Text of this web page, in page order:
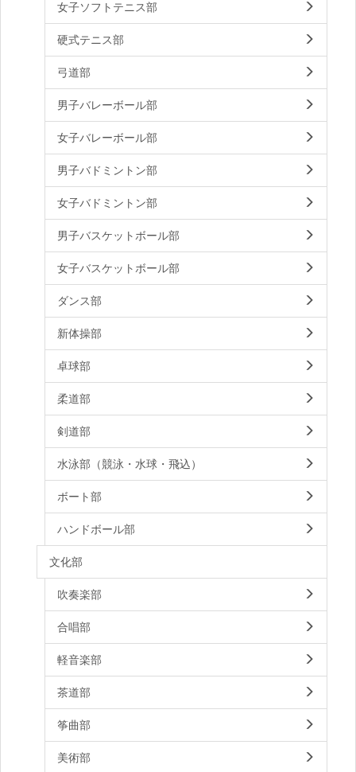
女子ソフトテニス部
硬式テニス部
弓道部
男子バレーボール部
女子バレーボール部
男子バドミントン部
女子バドミントン部
男子バスケットボール部
女子バスケットボール部
ダンス部
新体操部
卓球部
柔道部
剣道部
水泳部（競泳・水球・飛込）
ボート部
ハンドボール部
文化部
吹奏楽部
合唱部
軽音楽部
茶道部
筝曲部
美術部